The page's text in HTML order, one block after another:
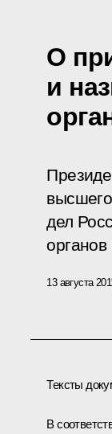
О
и
дел
13 августа
Тексты
В